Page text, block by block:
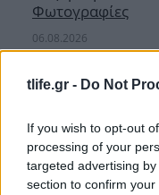
tlife.gr - Do Not
If you wish to opt-out
processing of your
targeted advertising
section to confirm
Φωτογραφίες
06.08.2026